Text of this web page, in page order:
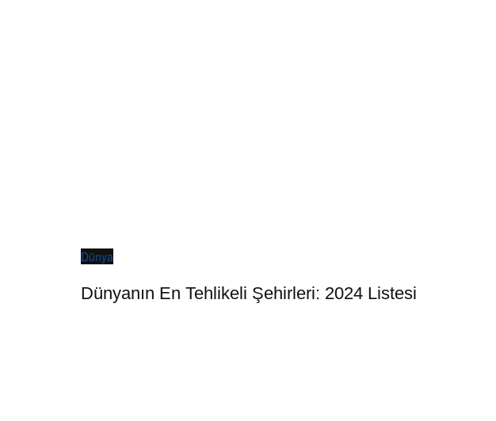
Dünya
Dünyanın En Tehlikeli Şehirleri: 2024 Listesi